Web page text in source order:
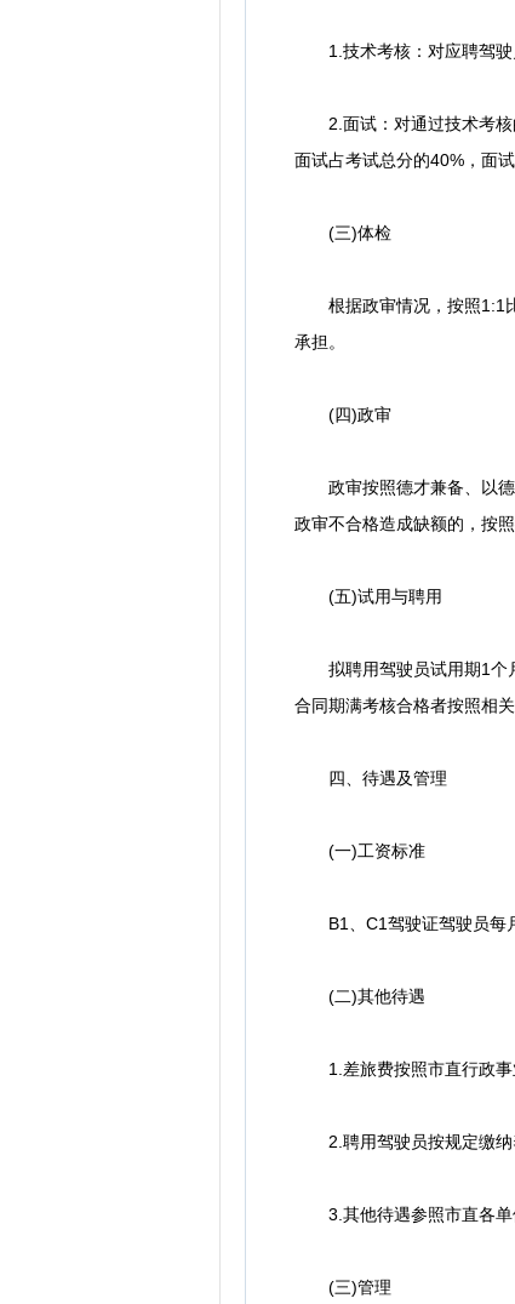
1.技术考核：对应聘驾驶
2.面试：对通过技术考核
面试占考试总分的40%，面试
(三)体检
根据政审情况，按照1:1比
承担。
(四)政审
政审按照德才兼备、以德
政审不合格造成缺额的，按照
(五)试用与聘用
拟聘用驾驶员试用期1个月
合同期满考核合格者按照相
四、待遇及管理
(一)工资标准
B1、C1驾驶证驾驶员每月
(二)其他待遇
1.差旅费按照市直行政事
2.聘用驾驶员按规定缴纳
3.其他待遇参照市直各单
(三)管理